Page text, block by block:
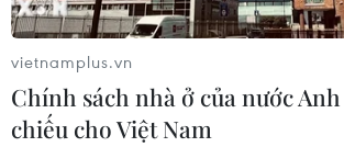
vietnamplus.vn
Chính sách nhà ở của nước
chiếu cho Việt Nam